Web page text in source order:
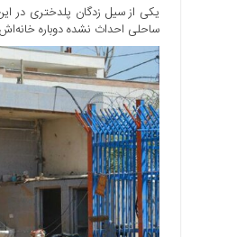
یکی از سیل زدگان پلدختری در
ساحلی احداث نشده دوباره